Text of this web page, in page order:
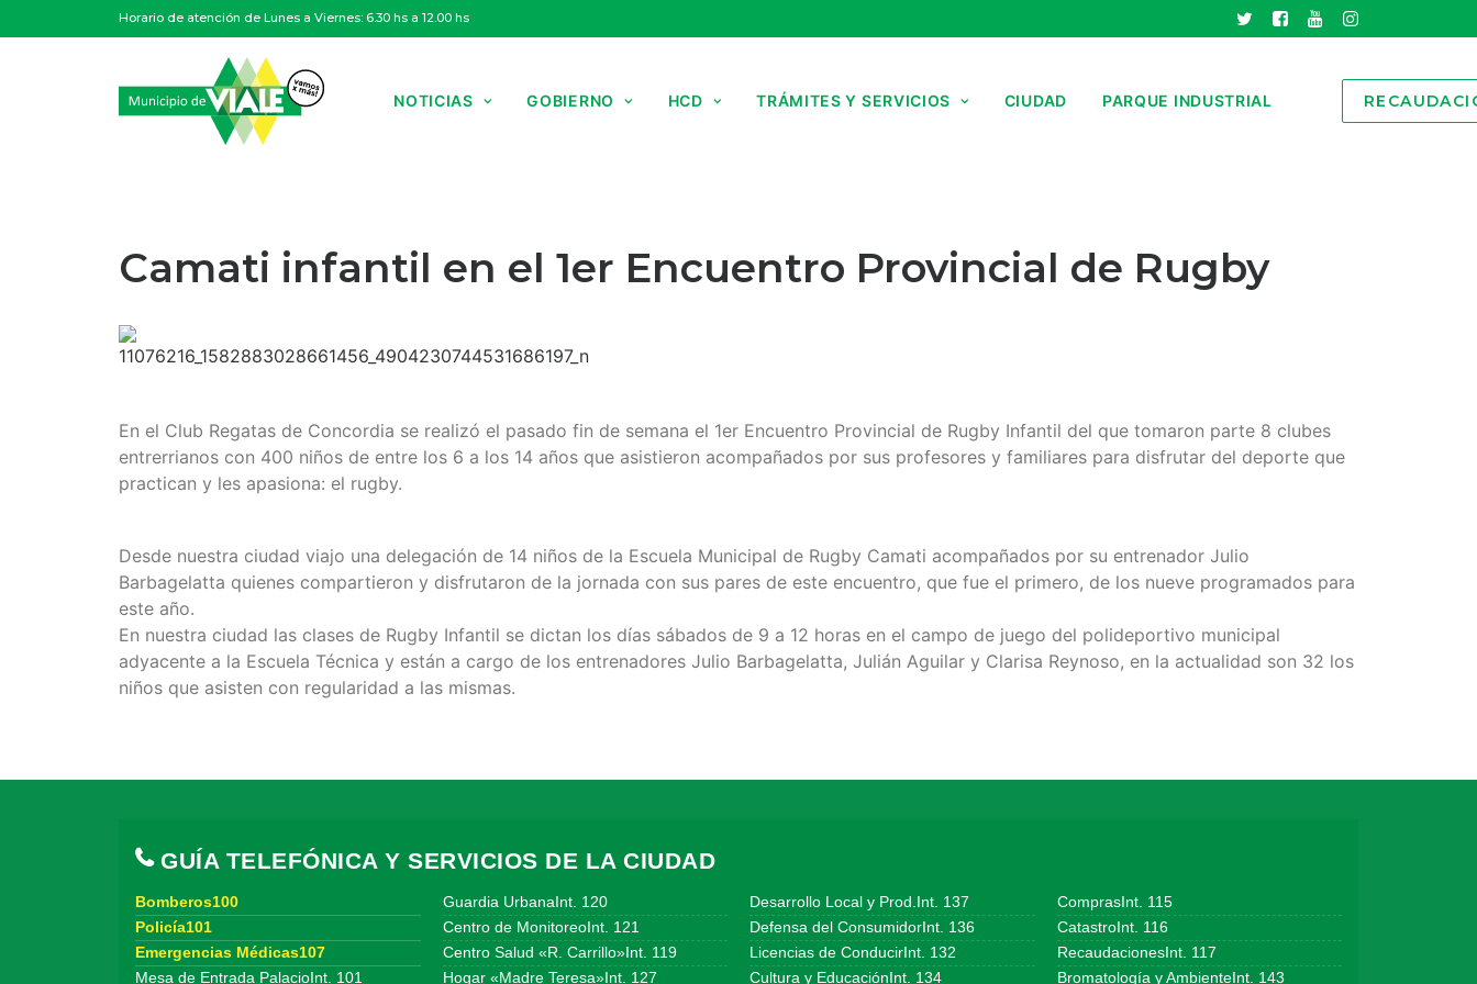
Horario de atención de Lunes a Viernes: 6.30 hs a 12.00 hs
NOTICIAS GOBIERNO HCD TRÁMITES Y SERVICIOS CIUDAD PARQUE INDUSTRIAL
Camati infantil en el 1er Encuentro Provincial de Rugby
En el Club Regatas de Concordia se realizó el pasado fin de semana el 1er Encuentro Provincial de Rugby Infantil del que tomaron parte 8 clubes
entrerrianos con 400 niños de entre los 6 a los 14 años que asistieron acompañados por sus profesores y familiares para disfrutar del deporte que
practican y les apasiona: el rugby.
Desde nuestra ciudad viajo una delegación de 14 niños de la Escuela Municipal de Rugby Camati acompañados por su entrenador Julio
Barbagelatta quienes compartieron y disfrutaron de la jornada con sus pares de este encuentro, que fue el primero, de los nueve programados para
este año.
En nuestra ciudad las clases de Rugby Infantil se dictan los días sábados de 9 a 12 horas en el campo de juego del polideportivo municipal
adyacente a la Escuela Técnica y están a cargo de los entrenadores Julio Barbagelatta, Julián Aguilar y Clarisa Reynoso, en la actualidad son 32 los
niños que asisten con regularidad a las mismas.
GUÍA TELEFÓNICA Y SERVICIOS DE LA CIUDAD
Bomberos100
Policía101
Emergencias Médicas107
Mesa de Entrada PalacioInt. 101
Guardia UrbanaInt. 120
Centro de MonitoreoInt. 121
Centro Salud «R. Carrillo»Int. 119
Hogar «Madre Teresa»Int. 127
Desarrollo Local y Prod.Int. 137
Defensa del ConsumidorInt. 136
Licencias de ConducirInt. 132
Cultura y EducaciónInt. 134
ComprasInt. 115
CatastroInt. 116
RecaudacionesInt. 117
Bromatología y AmbienteInt. 143